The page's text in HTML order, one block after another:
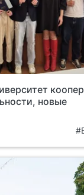
новые